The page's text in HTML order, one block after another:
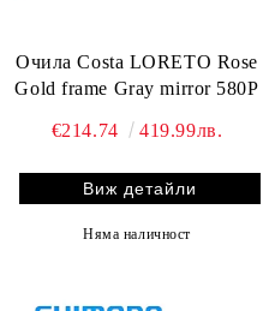
Очила Costa LORETO Rose
Gold frame Gray mirror 580P
€214.74 419.99лв.
Виж детайли
Няма наличност